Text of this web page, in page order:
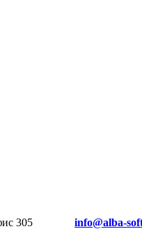
2, офис 305 info@alba-